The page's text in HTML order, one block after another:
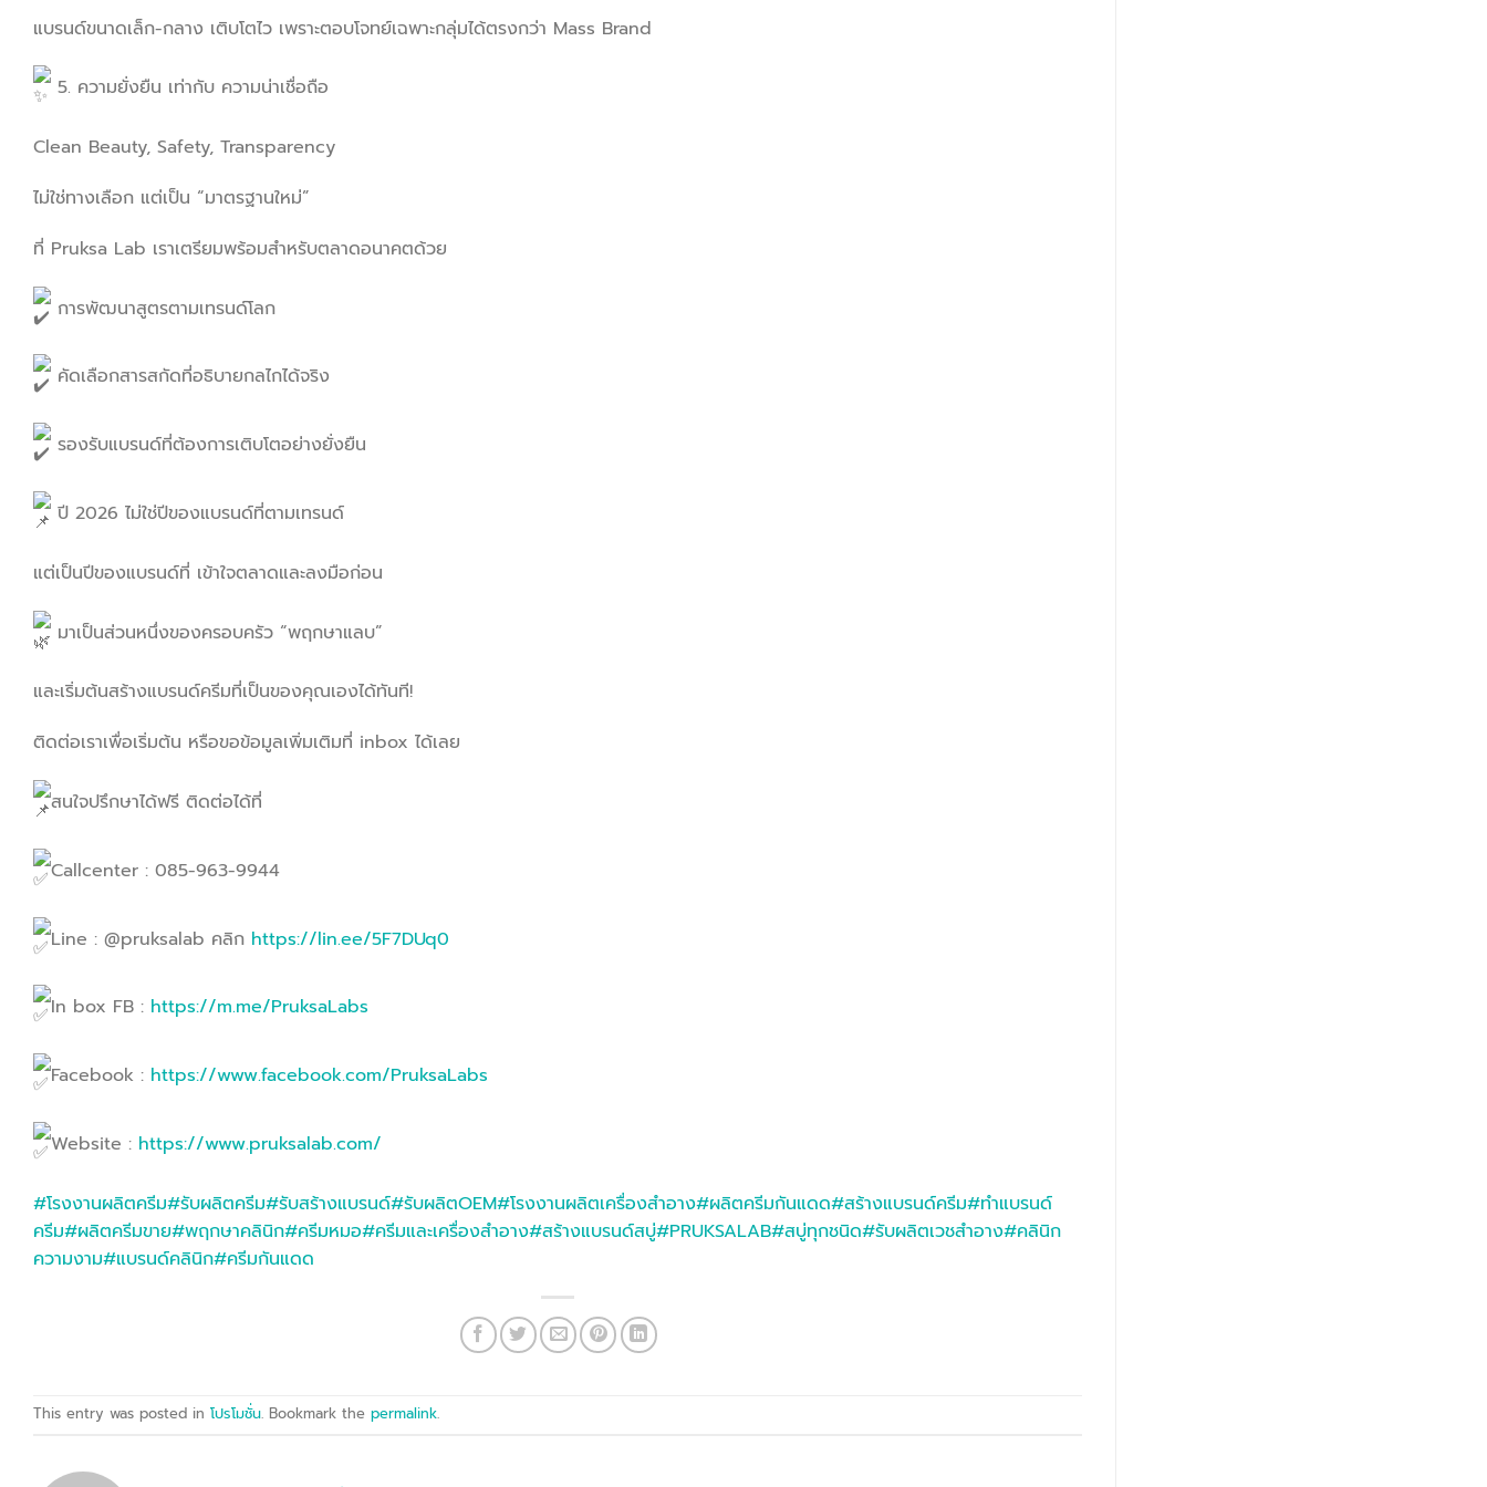
แบรนด์ขนาดเล็ก-กลาง เติบโตไว เพราะตอบโจทย์เฉพาะกลุ่มได้ตรงกว่า Mass Brand
5. ความยั่งยืน เท่ากับ ความน่าเชื่อถือ
Clean Beauty, Safety, Transparency
ไม่ใช่ทางเลือก แต่เป็น “มาตรฐานใหม่”
ที่ Pruksa Lab เราเตรียมพร้อมสำหรับตลาดอนาคตด้วย
การพัฒนาสูตรตามเทรนด์โลก
คัดเลือกสารสกัดที่อธิบายกลไกได้จริง
รองรับแบรนด์ที่ต้องการเติบโตอย่างยั่งยืน
ปี 2026 ไม่ใช่ปีของแบรนด์ที่ตามเทรนด์
แต่เป็นปีของแบรนด์ที่ เข้าใจตลาดและลงมือก่อน
มาเป็นส่วนหนึ่งของครอบครัว “พฤกษาแลบ”
และเริ่มต้นสร้างแบรนด์ครีมที่เป็นของคุณเองได้ทันที!
ติดต่อเราเพื่อเริ่มต้น หรือขอข้อมูลเพิ่มเติมที่ inbox ได้เลย
สนใจปรึกษาได้ฟรี ติดต่อได้ที่
Callcenter : 085-963-9944
Line : @pruksalab คลิก https://lin.ee/5F7DUq0
In box FB : https://m.me/PruksaLabs
Facebook : https://www.facebook.com/PruksaLabs
Website : https://www.pruksalab.com/
#โรงงานผลิตครีม#รับผลิตครีม#รับสร้างแบรนด์#รับผลิตOEM#โรงงานผลิตเครื่องสำอาง#ผลิตครีมกันแดด#สร้างแบรนด์ครีม#ทำแบรนด์
ครีม#ผลิตครีมขาย#พฤกษาคลินิก#ครีมหมอ#ครีมและเครื่องสำอาง#สร้างแบรนด์สบู่#PRUKSALAB#สบู่ทุกชนิด#รับผลิตเวชสำอาง#คลินิก
ความงาม#แบรนด์คลินิก#ครีมกันแดด
This entry was posted in โปรโมชั่น. Bookmark the permalink.